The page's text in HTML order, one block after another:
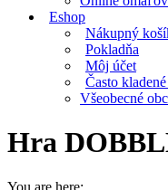
Eshop
Nákupný
Pokladňa
Môj účet
Často
Všeobecné
Hra
You are here: